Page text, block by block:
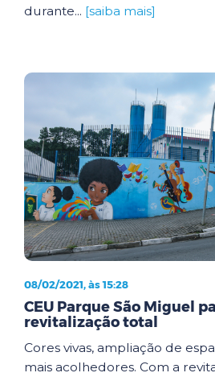
durante... [saiba mais]
08/02/2021, às 15:28
CEU Parque São Miguel
revitalização total
Cores vivas, ampliação de
mais acolhedores. Com a